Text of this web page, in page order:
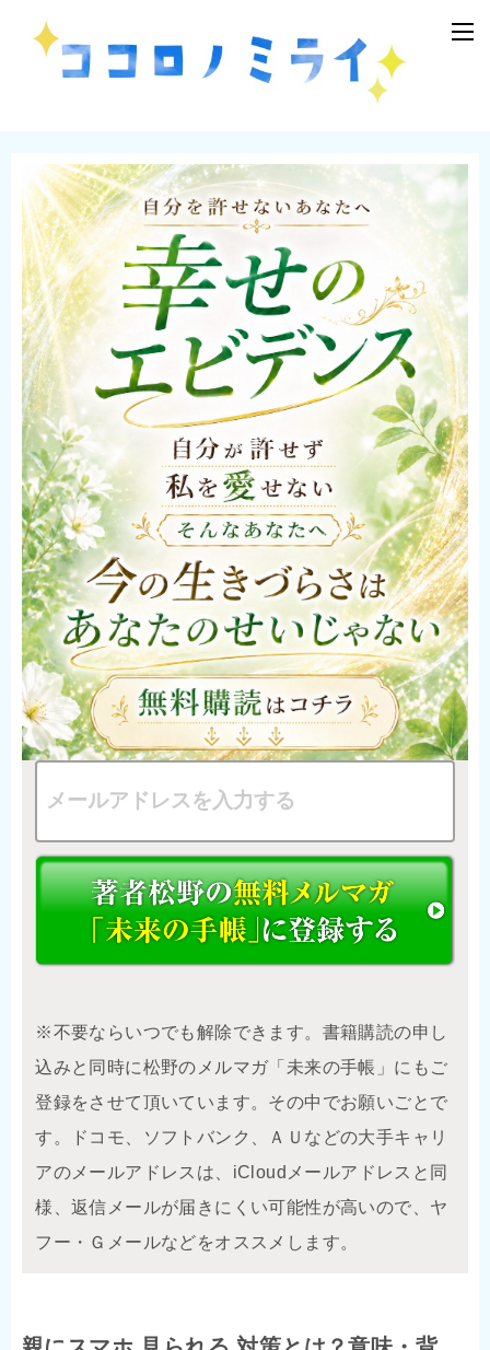
※不要ならいつでも解除できます。書籍購読の申し
込みと同時に松野のメルマガ「未来の手帳」にもご
登録をさせて頂いています。その中でお願いごとで
す。ドコモ、ソフトバンク、ＡＵなどの大手キャリ
アのメールアドレスは、iCloudメールアドレスと同
様、返信メールが届きにくい可能性が高いので、ヤ
フー・Ｇメールなどをオススメします。